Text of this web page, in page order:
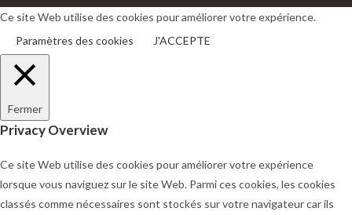
un
onglet
un
onglet
Ce site Web utilise des cookies pour améliorer votre expérience.
Paramètres des cookies
J'ACCEPTE
Fermer
Privacy Overview
Ce site Web utilise des cookies pour améliorer votre expérience
lorsque vous naviguez sur le site Web. Parmi ces cookies, les cookies
classés comme nécessaires sont stockés sur votre navigateur car ils